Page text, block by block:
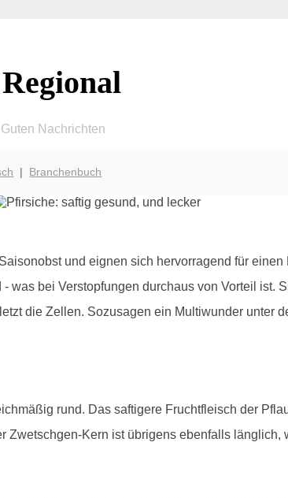
Nachrichten
| Branchenbuch
und eignen sich hervorragend für einen
was bei Verstopfungen durchaus von Vorteil ist.
die Zellen. Sozusagen ein Multiwunder unter
rund. Das saftigere Fruchtfleisch der
Kern ist übrigens ebenfalls länglich,